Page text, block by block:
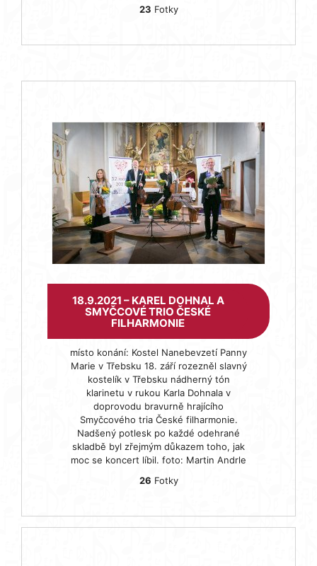
23 Fotky
18.9.2021 – KAREL DOHNAL A
SMYČCOVÉ TRIO ČESKÉ
FILHARMONIE
místo konání: Kostel Nanebevzetí Panny
Marie v Třebsku 18. září rozezněl slavný
kostelík v Třebsku nádherný tón
klarinetu v rukou Karla Dohnala v
doprovodu bravurně hrajícího
Smyčcového tria České filharmonie.
Nadšený potlesk po každé odehrané
skladbě byl zřejmým důkazem toho, jak
moc se koncert líbil. foto: Martin Andrle
26 Fotky